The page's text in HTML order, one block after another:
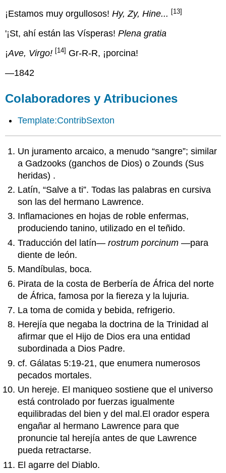
¡Estamos muy orgullosos!Hy, Zy, Hine... [13]
'¡St, ahí están las Vísperas!Plena gratia
¡Ave, Virgo! [14] Gr-R-R, ¡porcina!
—1842
Colaboradores y Atribuciones
Template:ContribSexton
Un juramento arcaico, a menudo “sangre”; similar
a Gadzooks (ganchos de Dios) o Zounds (Sus
heridas) .
Latín, “Salve a ti”. Todas las palabras en cursiva
son las del hermano Lawrence.
Inflamaciones en hojas de roble enfermas,
produciendo tanino, utilizado en el teñido.
Traducción del latín—rostrum porcinum —para
diente de león.
Mandíbulas, boca.
Pirata de la costa de Berbería de África del norte
de África, famosa por la fiereza y la lujuria.
La toma de comida y bebida, refrigerio.
Herejía que negaba la doctrina de la Trinidad al
afirmar que el Hijo de Dios era una entidad
subordinada a Dios Padre.
cf. Gálatas 5:19-21, que enumera numerosos
pecados mortales.
Un hereje. El maniqueo sostiene que el universo
está controlado por fuerzas igualmente
equilibradas del bien y del mal.El orador espera
engañar al hermano Lawrence para que
pronuncie tal herejía antes de que Lawrence
pueda retractarse.
El agarre del Diablo.